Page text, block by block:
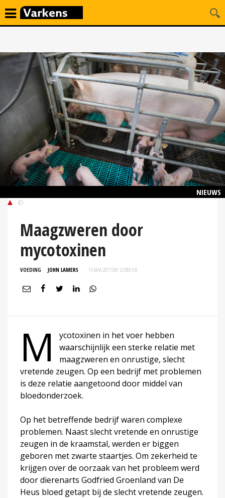
NIEUWS
©
Maagzweren door
mycotoxinen
VOEDING JOHN LAMERS 13 MAA 2017 OM 12:08UUR
M
ycotoxinen in het voer hebben
waarschijnlijk een sterke relatie met
maagzweren en onrustige, slecht
vretende zeugen. Op een bedrijf met problemen
is deze relatie aangetoond door middel van
bloedonderzoek.
Op het betreffende bedrijf waren complexe
problemen. Naast slecht vretende en onrustige
zeugen in de kraamstal, werden er biggen
geboren met zwarte staartjes. Om zekerheid te
krijgen over de oorzaak van het probleem werd
door dierenarts Godfried Groenland van De
Heus bloed getapt bij de slecht vretende zeugen.